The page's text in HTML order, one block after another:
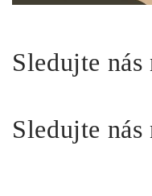
Sledujte nás
Sledujte nás